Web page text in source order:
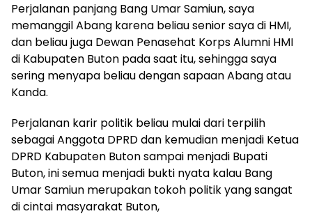
Perjalanan panjang Bang Umar Samiun, saya
memanggil Abang karena beliau senior saya di HMI,
dan beliau juga Dewan Penasehat Korps Alumni HMI
di Kabupaten Buton pada saat itu, sehingga saya
sering menyapa beliau dengan sapaan Abang atau
Kanda.
Perjalanan karir politik beliau mulai dari terpilih
sebagai Anggota DPRD dan kemudian menjadi Ketua
DPRD Kabupaten Buton sampai menjadi Bupati
Buton, ini semua menjadi bukti nyata kalau Bang
Umar Samiun merupakan tokoh politik yang sangat
di cintai masyarakat Buton,